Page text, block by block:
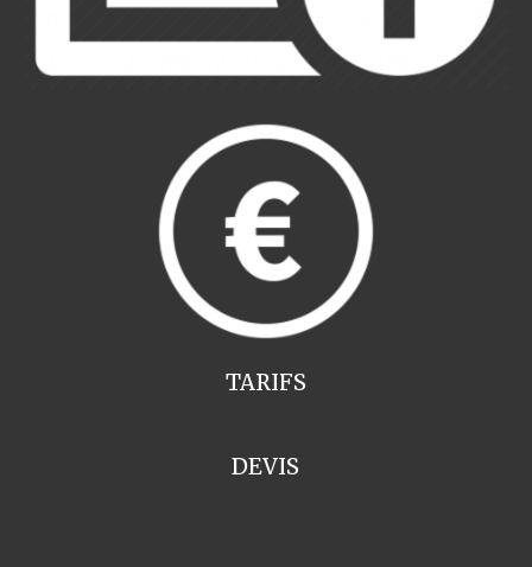
TARIFS
DEVIS